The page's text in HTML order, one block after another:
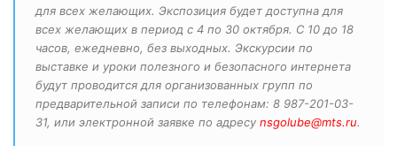
для всех желающих. Экспозиция будет доступна для
всех желающих в период с 4 по 30 октября. С 10 до 18
часов, ежедневно, без выходных. Экскурсии по
выставке и уроки полезного и безопасного интернета
будут проводится для организованных групп по
предварительной записи по телефонам: 8 987-201-03-
31, или электронной заявке по адресу nsgolube@mts.ru.